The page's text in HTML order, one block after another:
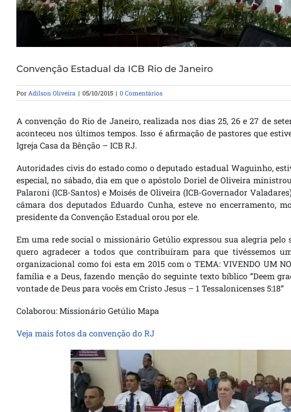
Convenção Estadual da ICB Rio de Janeiro
Por Adilson Oliveira | 05/10/2015 | 0 Comentários
A convenção do Rio de Janeiro, realizada nos dias 25, 26 e 27 de
aconteceu nos últimos tempos. Isso é afirmação de pastores que
Igreja Casa da Bênção – ICB RJ.
Autoridades civis do estado como o deputado estadual Waguinho,
especial, no sábado, dia em que o apóstolo Doriel de Oliveira
Palaroni (ICB-Santos) e Moisés de Oliveira (ICB-Governador
câmara dos deputados Eduardo Cunha, esteve no encerramento,
presidente da Convenção Estadual orou por ele.
Em uma rede social o missionário Getúlio expressou sua alegria pelo
quero agradecer a todos que contribuíram para que tivéssemos
organizacional como foi esta em 2015 com o TEMA: VIVENDO UM
família e a Deus, fazendo menção do seguinte texto bíblico “Deem
vontade de Deus para vocês em Cristo Jesus – 1 Tessalonicenses 5:18”
Colaborou: Missionário Getúlio Mapa
Veja mais fotos da convenção do RJ